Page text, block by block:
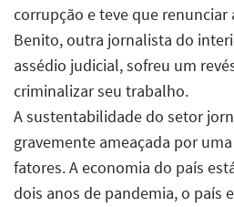
corrupção e teve que renunciar
Benito, outra jornalista do
assédio judicial, sofreu um
criminalizar seu trabalho.
A sustentabilidade do setor
gravemente ameaçada por
fatores. A economia do país
dois anos de pandemia, o país